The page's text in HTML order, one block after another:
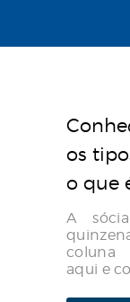
os
o que
A
coluna
aqui e